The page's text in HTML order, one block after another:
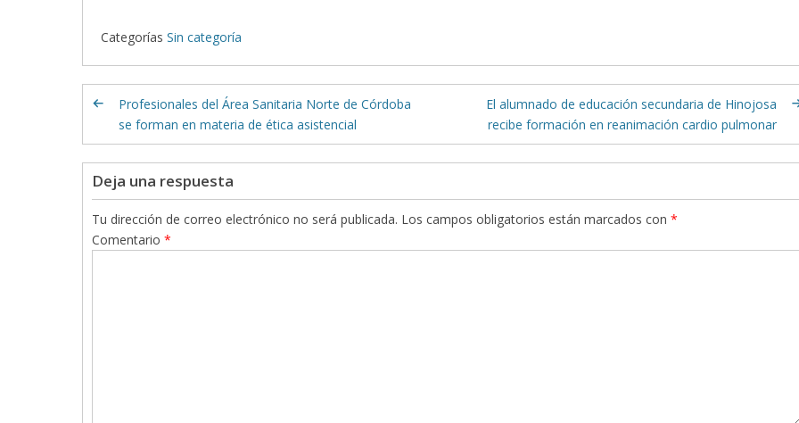
Categorías Sin categoría
Profesionales del Área Sanitaria Norte de Córdoba
se forman en materia de ética asistencial
El alumnado de educación secundaria de Hinojosa
recibe formación en reanimación cardio pulmonar
Deja una respuesta
Tu dirección de correo electrónico no será publicada. Los campos obligatorios están marcados con *
Comentario *